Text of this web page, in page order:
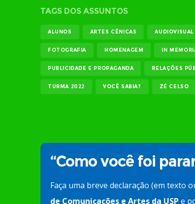
TAGS DOS ASSUNTOS
ALUNOS ARTES CÊNICAS AUDIOVISUAL
FOTOGRAFIA HOMENAGEM IN
PUBLICIDADE E PROPAGANDA RELAÇÕES
TURMA 2022 VOCÊ SABIA? ZÉ CELSO
“Como você foi
Faça uma breve declaração (em texto
de Comunicações e Artes da USP e